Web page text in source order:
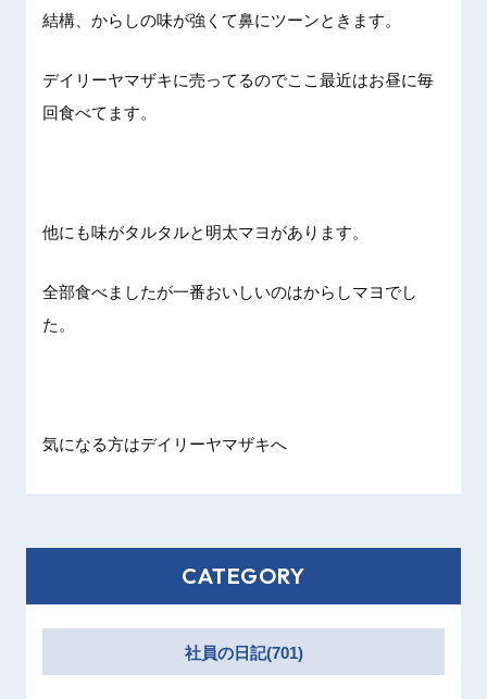
結構、からしの味が強くて鼻にツーンときます。
デイリーヤマザキに売ってるのでここ最近はお昼に毎
回食べてます。
他にも味がタルタルと明太マヨがあります。
全部食べましたが一番おいしいのはからしマヨでし
た。
気になる方はデイリーヤマザキへ
CATEGORY
社員の日記(701)